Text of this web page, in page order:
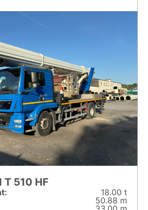
T 510 HF
18.00 t
50.88 m